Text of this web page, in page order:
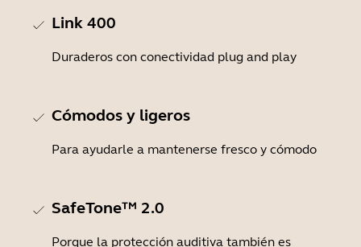
Link 400
Duraderos con conectividad plug and play
Cómodos y ligeros
Para ayudarle a mantenerse fresco y cómodo
SafeTone™ 2.0
Porque la protección auditiva también es